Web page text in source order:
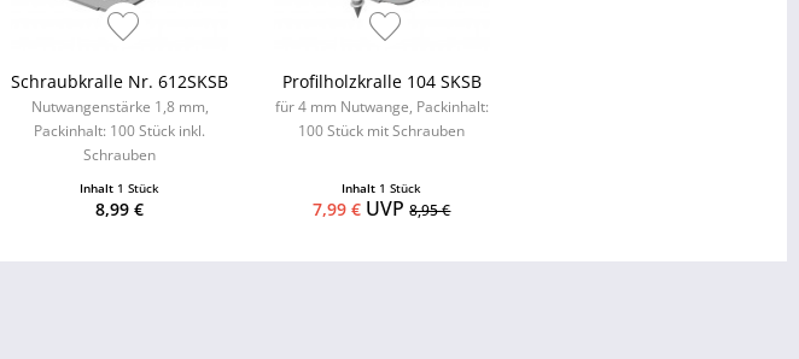
Schraubkralle Nr. 612SKSB
Nutwangenstärke 1,8 mm,
Packinhalt: 100 Stück inkl.
Schrauben
Inhalt 1 Stück
8,99 €
Profilholzkralle 104 SKSB
für 4 mm Nutwange, Packinhalt:
100 Stück mit Schrauben
Inhalt 1 Stück
7,99 € UVP8,95 €